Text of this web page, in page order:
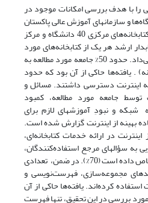
را با هدف بررسی امکانات موجود در
و سازمانهای آموزش عالی پاکستان
انجام دادند. جامعة پژوهشی، کتابخانه‌های مرکزی 40 دانشگاه و مرکز
ارشد هر یک از کتابخانه‌های مورد
پژوهش باید به سؤالها جواب می‌داد. حدود 50% جامعه مورد مطالعه به
دادند (20 کتابخانه) . یافته‌ها حاکی از آن بود که حدود
به اینترنت دسترسی داشتند. مسائل و
توسط جامعه مورد مطالعه، کمبود
شبکه و نبودِ آموزشهای لازم برای
بهینه از اینترنت گزارش شده است.
در ارائه خدمات کتابخانه‌ای،
به سؤالهای مرجع استفاده‌کنندگان،
بیشترین درصد را به خود اختصاص داده است (70%). در ضمن، تعدادی
مجموعه‌سازی، فهرست‌نویسی و
استفاده کرده‌اند. یافته‌ها حاکی از آن
مورد بررسی در این تحقیق، تنها فهرست